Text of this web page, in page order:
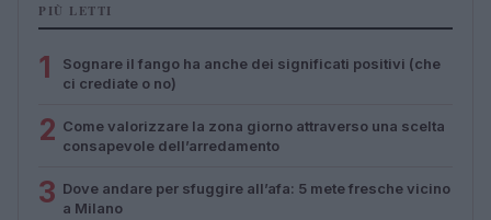
PIÙ LETTI
1
Sognare il fango ha anche dei significati positivi (che
ci crediate o no)
2 Come valorizzare la zona giorno attraverso una scelta
consapevole dell’arredamento
3 Dove andare per sfuggire all’afa: 5 mete fresche vicino
a Milano